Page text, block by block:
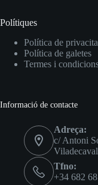
Polítiques
Política de
Política de galetes
Termes i
Informació de contacte
Adreça:
c/ Antoni
Tfno:
+34 682